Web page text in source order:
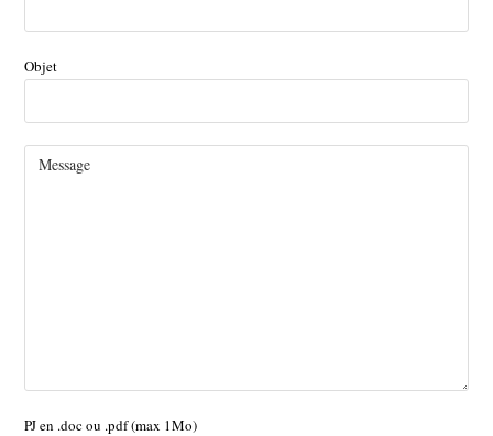
Objet
PJ en .doc ou .pdf (max 1Mo)